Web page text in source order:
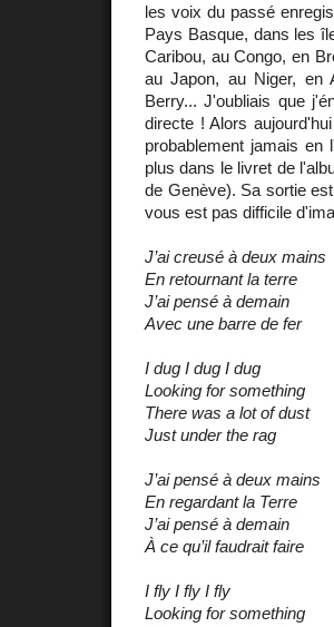
les voix du passé
Pays Basque, dans les
Caribou, au Congo, en
au Japon, au Niger, en
Berry... J'oubliais que
directe ! Alors
probablement jamais en
plus dans le livret de
de Genève). Sa sortie
vous est pas difficile
J’ai creusé à deux mains
En retournant la terre
J’ai pensé à demain
Avec une barre de fer
I dug I dug I dug
Looking for something
There was a lot of dust
Just under the rag
J’ai pensé à deux mains
En regardant la Terre
J’ai pensé à demain
À ce qu’il faudrait faire
I fly I fly I fly
Looking for something